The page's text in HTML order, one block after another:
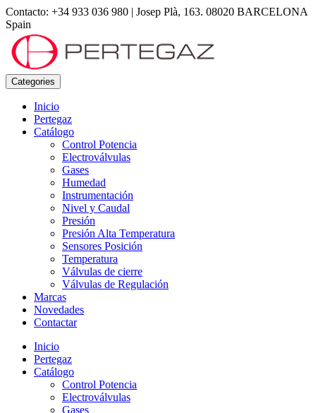
Contacto: +34 933 036 980 | Josep Plà, 163. 08020 BARCELONA
Spain
Categories
Inicio
Pertegaz
Catálogo
Control Potencia
Electroválvulas
Gases
Humedad
Instrumentación
Nivel y Caudal
Presión
Presión Alta Temperatura
Sensores Posición
Temperatura
Válvulas de cierre
Válvulas de Regulación
Marcas
Novedades
Contactar
Inicio
Pertegaz
Catálogo
Control Potencia
Electroválvulas
Gases